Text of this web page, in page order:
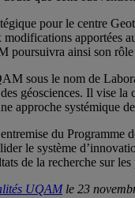
pour le centre
apportées
poursuivra ainsi son
sous le nom de
géosciences. Il vise
approche
du
le système
de la recherche sur
UQAMle 23